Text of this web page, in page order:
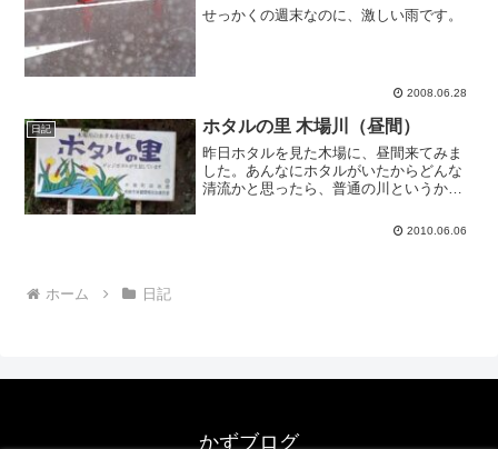
せっかくの週末なのに、激しい雨です。
2008.06.28
日記 ホタルの里 木場川（昼間）
昨日ホタルを見た木場に、昼間来てみま
した。あんなにホタルがいたからどんな
清流かと思ったら、普通の川というか、
た。ただ綺麗にしてりゃホタルが住み着
2010.06.06
ホーム 日記
かずブログ